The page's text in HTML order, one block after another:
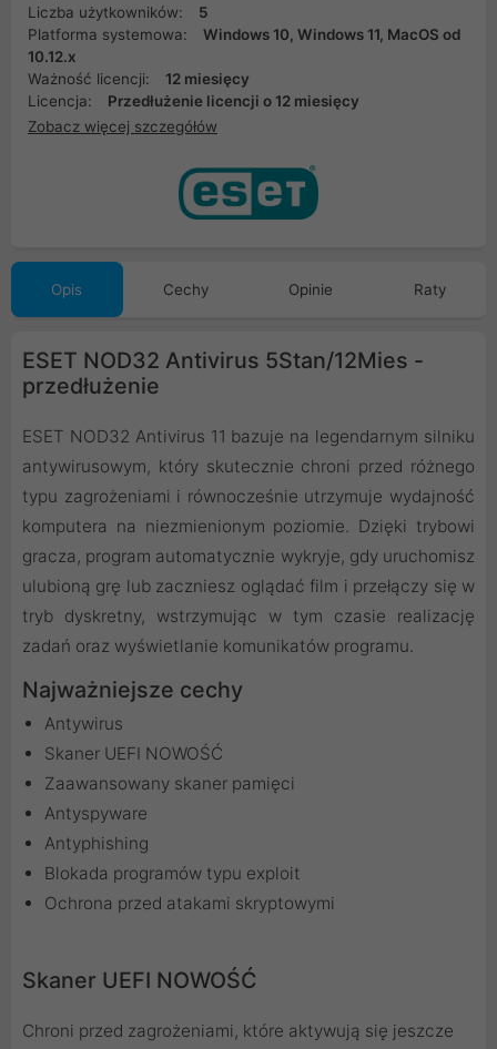
Liczba użytkowników:
5
Platforma systemowa:
Windows 10, Windows 11, MacOS od
10.12.x
Ważność licencji:
12 miesięcy
Licencja:
Przedłużenie licencji o 12 miesięcy
Zobacz więcej szczegółów
Opis Cechy Opinie Raty
ESET NOD32 Antivirus 5Stan/12Mies -
przedłużenie
ESET NOD32 Antivirus 11 bazuje na legendarnym silniku
antywirusowym, który skutecznie chroni przed różnego
typu zagrożeniami i równocześnie utrzymuje wydajność
komputera na niezmienionym poziomie. Dzięki trybowi
gracza, program automatycznie wykryje, gdy uruchomisz
ulubioną grę lub zaczniesz oglądać film i przełączy się w
tryb dyskretny, wstrzymując w tym czasie realizację
zadań oraz wyświetlanie komunikatów programu.
Najważniejsze cechy
Antywirus
Skaner UEFI NOWOŚĆ
Zaawansowany skaner pamięci
Antyspyware
Antyphishing
Blokada programów typu exploit
Ochrona przed atakami skryptowymi
Skaner UEFI NOWOŚĆ
Chroni przed zagrożeniami, które aktywują się jeszcze